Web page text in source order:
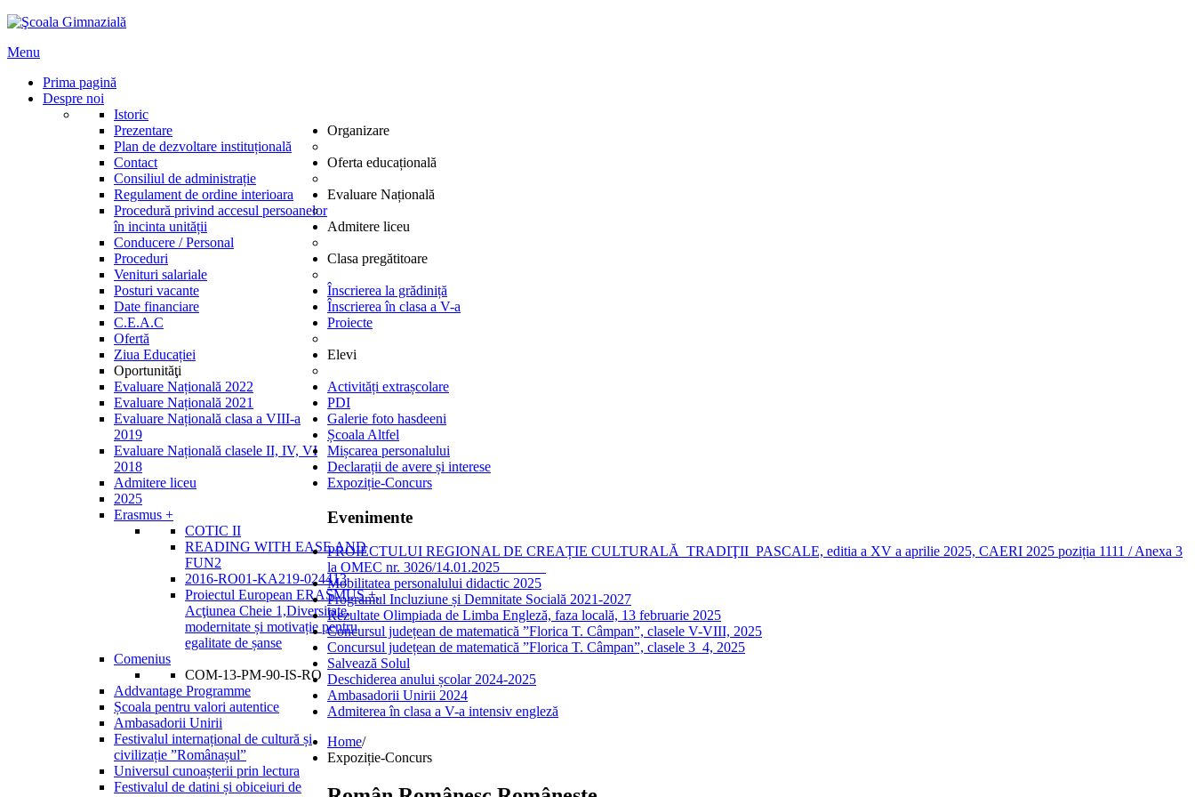
Menu
Prima pagină
Despre noi
Istoric
Prezentare
Plan de dezvoltare instituțională
Contact
Organizare
Consiliul de administrație
Regulament de ordine interioara
Procedură privind accesul persoanelor
în incinta unității
Conducere / Personal
Proceduri
Venituri salariale
Posturi vacante
Date financiare
C.E.A.C
Oferta educațională
Ofertă
Ziua Educației
Oportunităţi
Evaluare Națională
Evaluare Națională 2022
Evaluare Națională 2021
Evaluare Națională clasa a VIII-a
2019
Evaluare Națională clasele II, IV, VI
2018
Admitere liceu
Admitere liceu
Clasa pregătitoare
2025
Înscrierea la grădiniță
Înscrierea în clasa a V-a
Proiecte
Erasmus +
COTIC II
READING WITH EASE AND
FUN2
2016-RO01-KA219-024413
Proiectul European ERASMUS +,
Acţiunea Cheie 1,Diversitate,
modernitate și motivație pentru
egalitate de șanse
Comenius
COM-13-PM-90-IS-RO
Addvantage Programme
Școala pentru valori autentice
Ambasadorii Unirii
Festivalul internațional de cultură și
civilizație ”Românașul”
Universul cunoașterii prin lectura
Festivalul de datini și obiceiuri de
Elevi
Activități extrașcolare
PDI
Galerie foto hasdeeni
Școala Altfel
Mișcarea personalului
Declarații de avere și interese
Expoziție-Concurs
Evenimente
PROIECTULUI REGIONAL DE CREAȚIE CULTURALĂ TRADIŢII PASCALE, editia a XV a aprilie 2025, CAERI 2025 poziția 1111 / Anexa 3
la OMEC nr. 3026/14.01.2025
Mobilitatea personalului didactic 2025
Programul Incluziune și Demnitate Socială 2021-2027
Rezultate Olimpiada de Limba Engleză, faza locală, 13 februarie 2025
Concursul județean de matematică ”Florica T. Câmpan”, clasele V-VIII, 2025
Concursul județean de matematică ”Florica T. Câmpan”, clasele 3_4, 2025
Salvează Solul
Deschiderea anului școlar 2024-2025
Ambasadorii Unirii 2024
Admiterea în clasa a V-a intensiv engleză
Home/
Expoziție-Concurs